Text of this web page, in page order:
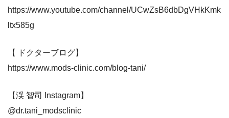
https://www.youtube.com/channel/UCwZsB6dbDgVHkKmk
ltx585g
【 ドクターブログ】
https://www.mods-clinic.com/blog-tani/
【渓 智司 Instagram】
@dr.tani_modsclinic